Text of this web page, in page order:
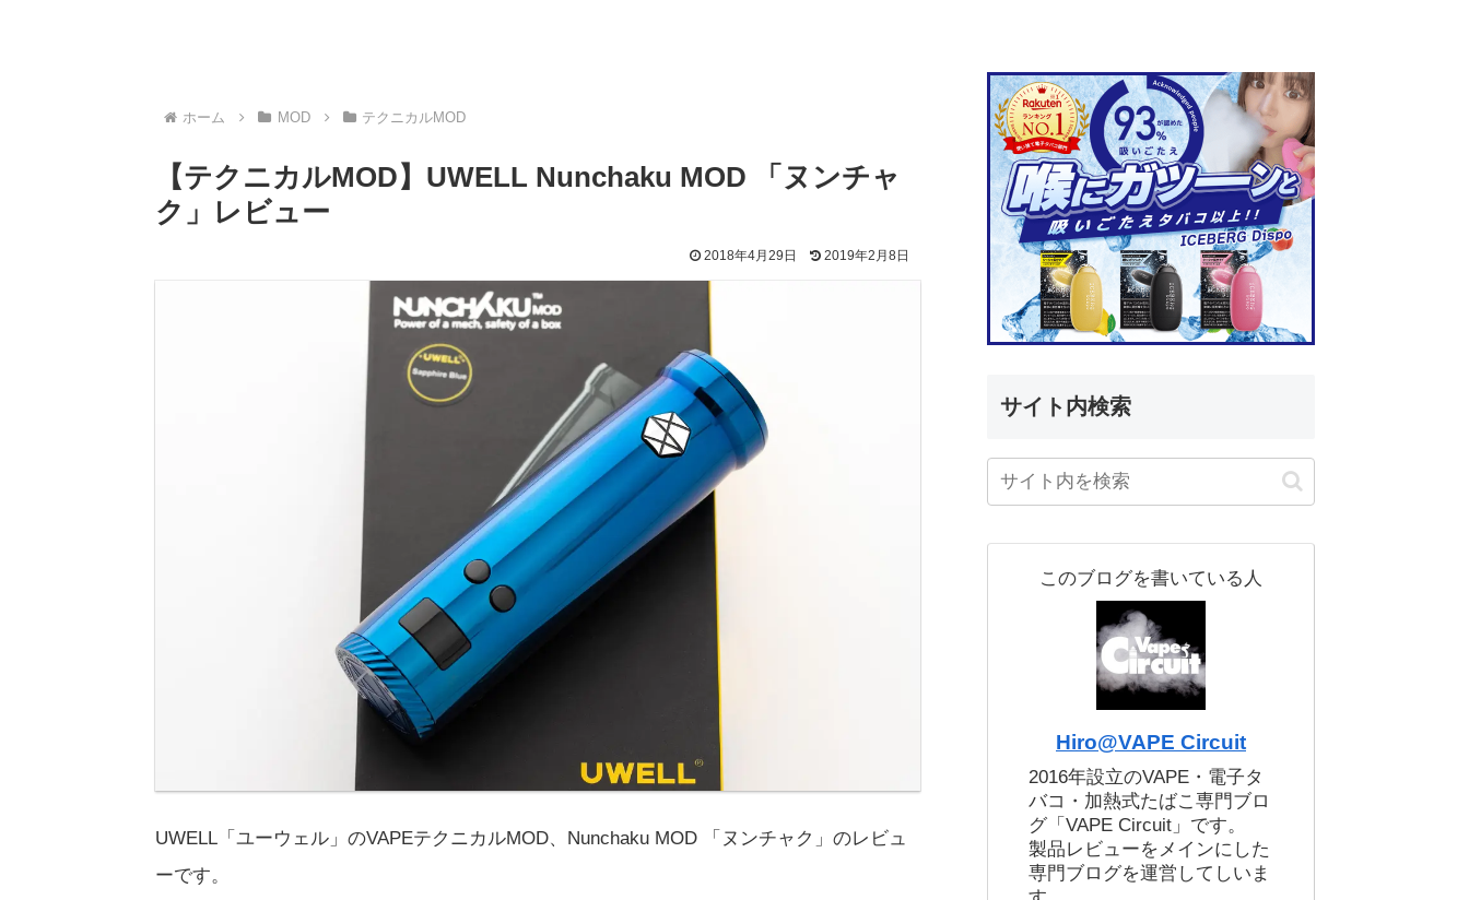
ホーム MOD テクニカルMOD
【テクニカルMOD】UWELL Nunchaku MOD 「ヌンチャ
ク」レビュー
2018年4月29日 2019年2月8日
UWELL「ユーウェル」のVAPEテクニカルMOD、Nunchaku MOD 「ヌンチャク」のレビュ
ーです。
サイト内検索
このブログを書いている人
Hiro@VAPE Circuit
2016年設立のVAPE・電子タ
バコ・加熱式たばこ専門ブロ
グ「VAPE Circuit」です。
製品レビューをメインにした
専門ブログを運営してしいま